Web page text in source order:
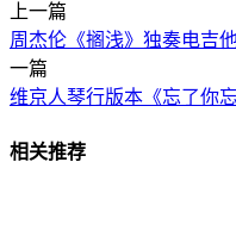
上一篇
周杰伦《搁浅》独奏电吉
一篇
维京人琴行版本《忘了你
相关推荐